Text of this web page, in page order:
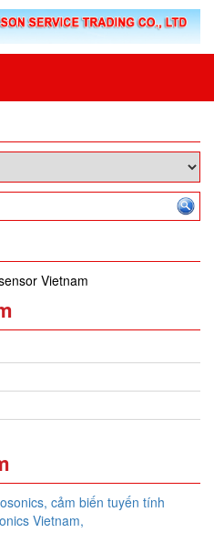
Vietnam
cảm biến tuyến tính
Vietnam,